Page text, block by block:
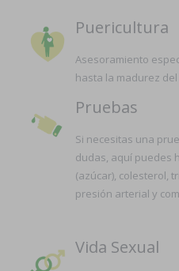
Puericultura
Asesoramiento
hasta la madurez
Pruebas
Si necesitas una
dudas, aquí puedes
(azúcar), colesterol,
presión arterial y
Vida Sexual